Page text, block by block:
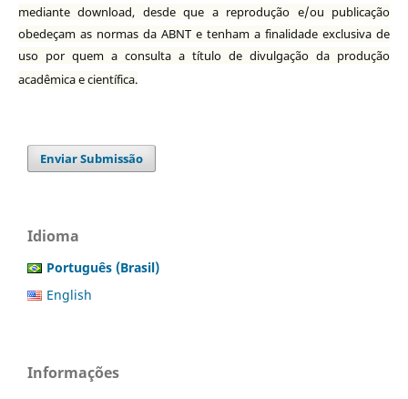
mediante download, desde que a reprodução e/ou publicação
obedeçam as normas da ABNT e tenham a finalidade exclusiva de
uso por quem a consulta a título de divulgação da produção
acadêmica e científica.
Enviar Submissão
Idioma
Português (Brasil)
English
Informações